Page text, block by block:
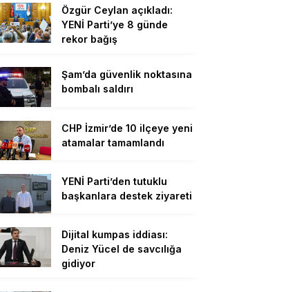
Özgür Ceylan açıkladı:
YENİ Parti’ye 8 günde
rekor bağış
Şam’da güvenlik noktasına
bombalı saldırı
CHP İzmir’de 10 ilçeye yeni
atamalar tamamlandı
YENİ Parti’den tutuklu
başkanlara destek ziyareti
Dijital kumpas iddiası:
Deniz Yücel de savcılığa
gidiyor